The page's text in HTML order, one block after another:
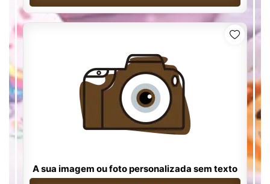
A sua imagem ou foto personalizada sem texto